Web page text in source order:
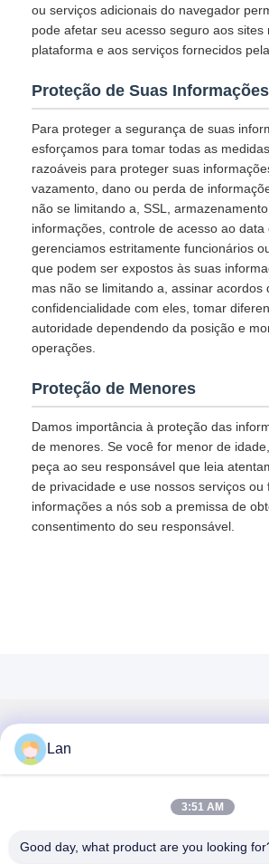
ou serviços adicionais do navegador
pode afetar seu acesso seguro aos sites
plataforma e aos serviços fornecidos
Proteção de Suas
Para proteger a segurança de suas
esforçamos para tomar todas as
razoáveis para proteger suas
vazamento, dano ou perda de
não se limitando a, SSL,
informações, controle de acesso ao data
gerenciamos estritamente funcionários
que podem ser expostos às suas
mas não se limitando a, assinar acordos
confidencialidade com eles, tomar
autoridade dependendo da posição e
operações.
Proteção de Menores
Damos importância à proteção das
de menores. Se você for menor de
peça ao seu responsável que leia
de privacidade e use nossos serviços ou
informações a nós sob a premissa de
consentimento do seu responsável.
Contato rápido
Nº 1, Edifício 5, Centro de Distribuição
Chencun, Distrito de Shunde, Cidade
Lan
3:51 AM
Good day, what product are you looking